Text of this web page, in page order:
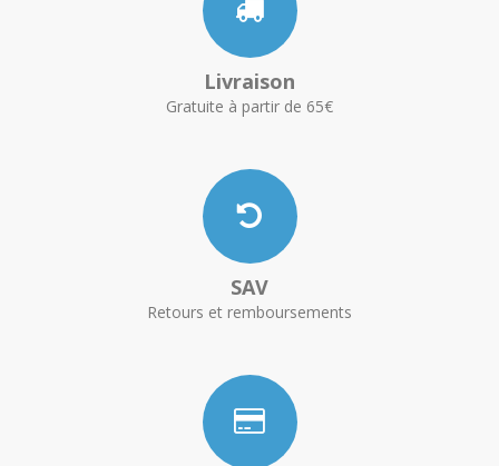
Livraison
Gratuite à partir de 65€
SAV
Retours et remboursements